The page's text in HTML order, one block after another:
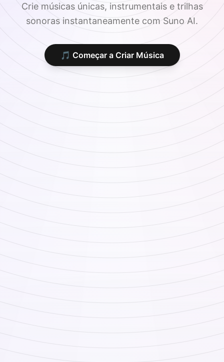
Crie músicas únicas, instrumentais e trilhas
sonoras instantaneamente com Suno AI.
🎵 Começar a Criar Música